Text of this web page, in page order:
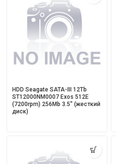
HDD Seagate SATA-III 12Tb
ST12000NM0007 Exos 512E
(7200rpm) 256Mb 3.5″ (жесткий
диск)